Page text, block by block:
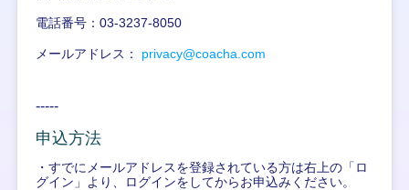
電話番号：03-3237-8050
メールアドレス： privacy@coacha.com
-----
申込方法
・すでにメールアドレスを登録されている方は右上の「ロ
グイン」より、ログインをしてからお申込みください。